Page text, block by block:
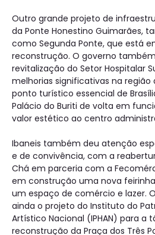
Outro grande projeto de
da Ponte Honestino Guimarães,
como Segunda Ponte, que está
reconstrução. O governo
revitalização do Setor Hospitalar
melhorias significativas na região
ponto turístico essencial de
Palácio do Buriti de volta em
valor estético ao centro
Ibaneis também deu atenção
e de convivência, com a
Chá em parceria com a
em construção uma nova
um espaço de comércio e lazer.
ainda o projeto do Instituto do
Artístico Nacional (IPHAN) para a
reconstrução da Praça dos Três